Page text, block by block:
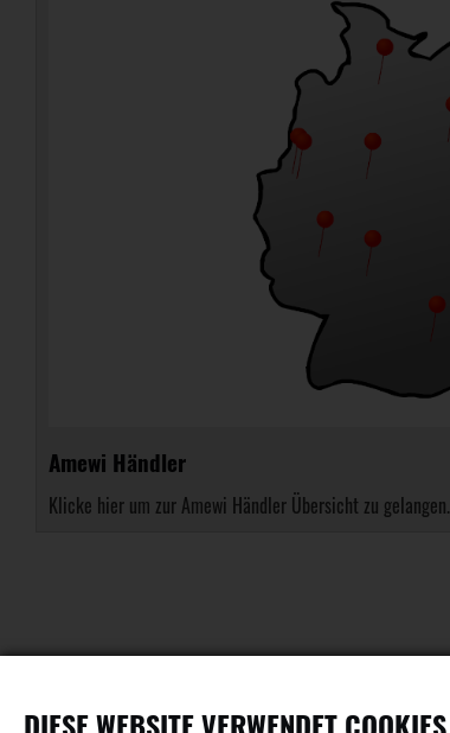
Amewi Händler
Klicke hier um zur Amewi Händler Übersicht zu gelangen.